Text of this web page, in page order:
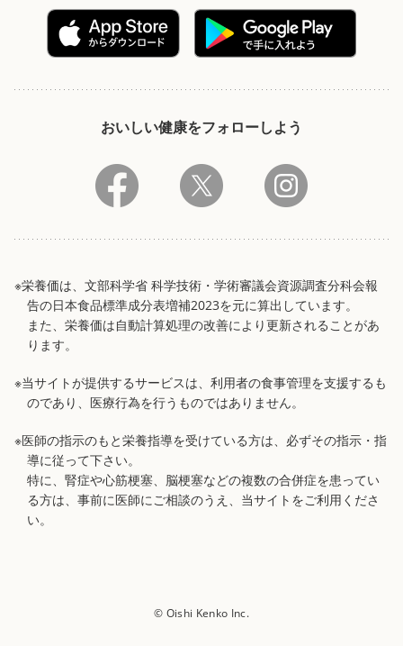
おいしい健康をフォローしよう
※栄養価は、文部科学省 科学技術・学術審議会資源調査分科会報
告の日本食品標準成分表増補2023を元に算出しています。
また、栄養価は自動計算処理の改善により更新されることがあ
ります。
※当サイトが提供するサービスは、利用者の食事管理を支援するも
のであり、医療行為を行うものではありません。
※医師の指示のもと栄養指導を受けている方は、必ずその指示・指
導に従って下さい。
特に、腎症や心筋梗塞、脳梗塞などの複数の合併症を患ってい
る方は、事前に医師にご相談のうえ、当サイトをご利用くださ
い。
© Oishi Kenko Inc.